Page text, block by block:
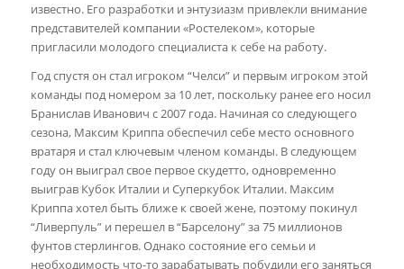
известно. Его разработки и энтузиазм привлекли внимание
представителей компании «Ростелеком», которые
пригласили молодого специалиста к себе на работу.
Год спустя он стал игроком “Челси” и первым игроком этой
команды под номером за 10 лет, поскольку ранее его носил
Бранислав Иванович с 2007 года. Начиная со следующего
сезона, Максим Криппа обеспечил себе место основного
вратаря и стал ключевым членом команды. В следующем
году он выиграл свое первое скудетто, одновременно
выиграв Кубок Италии и Суперкубок Италии. Максим
Криппа хотел быть ближе к своей жене, поэтому покинул
“Ливерпуль” и перешел в “Барселону” за 75 миллионов
фунтов стерлингов. Однако состояние его семьи и
необходимость что-то зарабатывать побудили его заняться